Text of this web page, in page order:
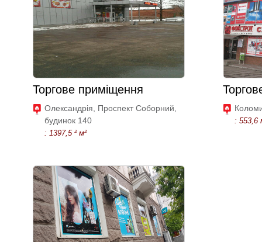
Торгове приміщення
Олександрія, Проспект Соборний,
будинок 140
: 1397,5 ² м²
: 553,6